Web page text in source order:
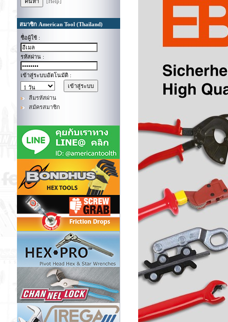
สมาชิก American Tool (Thailand)
ชื่อผู้ใช้ :
รหัสผ่าน :
เข้าสู่ระบบอัตโนมัติ :
ลืมรหัสผ่าน
สมัครสมาชิก